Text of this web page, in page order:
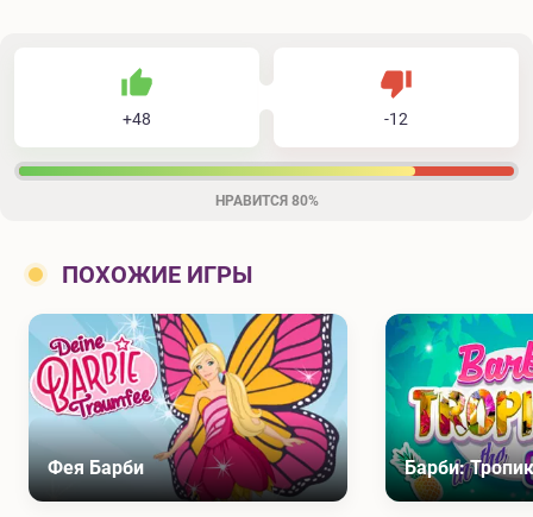
+48
Нравится
-12
НРАВИТСЯ 80%
ПОХОЖИЕ ИГРЫ
Фея Барби Барби: